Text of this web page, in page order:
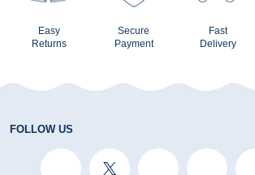
Easy
Returns
Secure
Payment
Fast
Delivery
FOLLOW US